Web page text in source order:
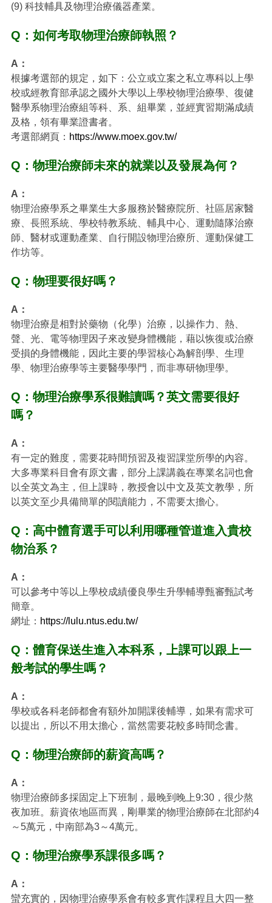
(9) 科技輔具及物理治療儀器產業。
Q：如何考取物理治療師執照？
A：
根據考選部的規定，如下：公立或立案之私立專科以上學
校或經教育部承認之國外大學以上學校物理治療學、復健
醫學系物理治療組等科、系、組畢業，並經實習期滿成績
及格，領有畢業證書者。
考選部網頁： https://www.moex.gov.tw/
Q：物理治療師未來的就業以及發展為何？
A：
物理治療學系之畢業生大多服務於醫療院所、社區居家醫
療、長照系統、學校特教系統、輔具中心、運動隨隊治療
師、醫材或運動產業、自行開設物理治療所、運動保健工
作坊等。
Q：物理要很好嗎？
A：
物理治療是相對於藥物（化學）治療，以操作力、熱、
聲、光、電等物理因子來改變身體機能，藉以恢復或治療
受損的身體機能，因此主要的學習核心為解剖學、生理
學、物理治療學等主要醫學學門，而非專研物理學。
Q：物理治療學系很難讀嗎？英文需要很好
嗎？
A：
有一定的難度，需要花時間預習及複習課堂所學的內容。
大多專業科目會有原文書，部分上課講義在專業名詞也會
以全英文為主，但上課時，教授會以中文及英文教學，所
以英文至少具備簡單的閱讀能力，不需要太擔心。
Q：高中體育選手可以利用哪種管道進入貴校
物治系？
A：
可以參考中等以上學校成績優良學生升學輔導甄審甄試考
簡章。
網址： https://lulu.ntus.edu.tw/
Q：體育保送生進入本科系，上課可以跟上一
般考試的學生嗎？
A：
學校或各科老師都會有額外加開課後輔導，如果有需求可
以提出，所以不用太擔心，當然需要花較多時間念書。
Q：物理治療師的薪資高嗎？
A：
物理治療師多採固定上下班制，最晚到晚上9:30，很少熬
夜加班。薪資依地區而異，剛畢業的物理治療師在北部約4
～5萬元，中南部為3～4萬元。
Q：物理治療學系課很多嗎？
A：
蠻充實的，因物理治療學系會有較多實作課程且大四一整